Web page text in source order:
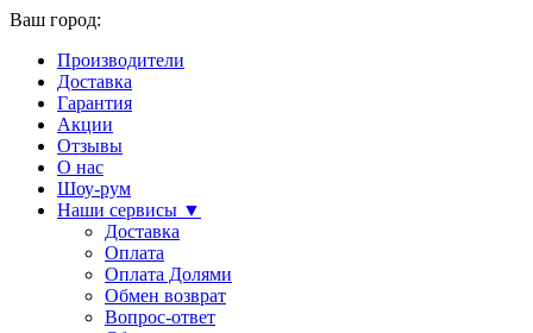
Ваш город:
Производители
Доставка
Гарантия
Акции
Отзывы
О нас
Шоу-рум
Наши сервисы ▼
Доставка
Оплата
Оплата Долями
Обмен возврат
Вопрос-ответ